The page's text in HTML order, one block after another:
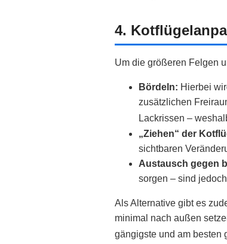
4.
Um die größeren Felgen
Bördeln: Hierbei
zusätzlichen
Lackrissen –
„Ziehen“ der
sichtbaren
Austausch gegen
sorgen – sind
Als Alternative gibt es
minimal nach außen
gängigste und am besten